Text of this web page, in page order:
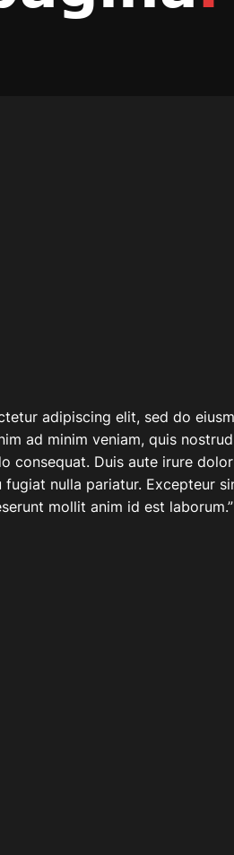
adipiscing elit, sed do
ad minim veniam, quis
consequat. Duis aute irure
nulla pariatur. Excepteur
mollit anim id est laborum.”